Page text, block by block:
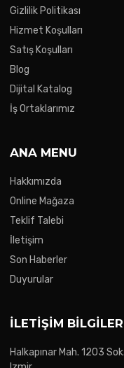
Gizlilik Politikası
Hizmet Koşulları
Satış Koşulları
Blog
Dijital Katalog
İş Ortaklarımız
ANA MENU
Hakkımızda
Online Mağaza
Teklif Talebi
İletişim
Son Haberler
Duyurular
İLETIŞIM
Halkapınar Mah. 1203